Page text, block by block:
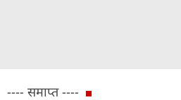
---- समाप्त ----